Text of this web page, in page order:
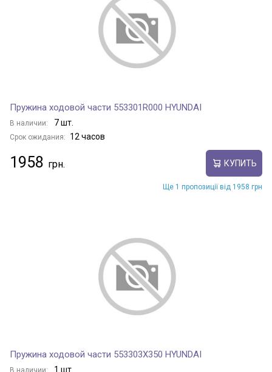
Пружина ходовой части 553301R000 HYUNDAI
В наличии: 7 шт.
Срок ожидания: 12 часов
1958 КУПИТЬ
Ще 1 пропозиції від 1958 грн
Пружина ходовой части 553303X350 HYUNDAI
В наличии: 1 шт.